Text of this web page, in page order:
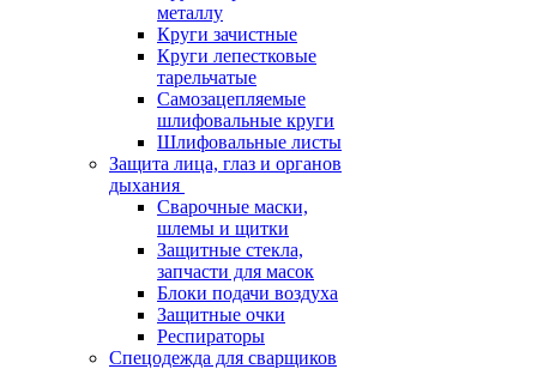
металлу
Круги зачистные
Круги лепестковые
тарельчатые
Самозацепляемые
шлифовальные круги
Шлифовальные листы
Защита лица, глаз и органов
дыхания
Сварочные маски,
шлемы и щитки
Защитные стекла,
запчасти для масок
Блоки подачи воздуха
Защитные очки
Респираторы
Спецодежда для сварщиков